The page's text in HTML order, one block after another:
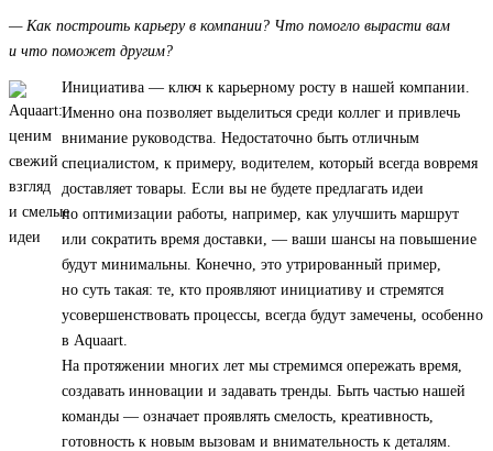
— Как построить карьеру в компании? Что помогло вырасти вам
и что поможет другим?
Инициатива — ключ к карьерному росту в нашей компании.
Именно она позволяет выделиться среди коллег и привлечь
внимание руководства. Недостаточно быть отличным
специалистом, к примеру, водителем, который всегда вовремя
доставляет товары. Если вы не будете предлагать идеи
по оптимизации работы, например, как улучшить маршрут
или сократить время доставки, — ваши шансы на повышение
будут минимальны. Конечно, это утрированный пример,
но суть такая: те, кто проявляют инициативу и стремятся
усовершенствовать процессы, всегда будут замечены, особенно
в Aquaart.
На протяжении многих лет мы стремимся опережать время,
создавать инновации и задавать тренды. Быть частью нашей
команды — означает проявлять смелость, креативность,
готовность к новым вызовам и внимательность к деталям.